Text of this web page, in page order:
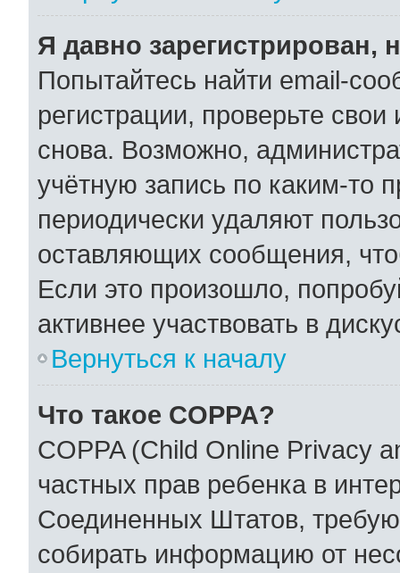
Я давно зарегистрирован,
Попытайтесь найти email-
регистрации, проверьте
снова. Возможно,
учётную запись по каким-то
периодически удаляют
оставляющих сообщения,
Если это произошло,
активнее участвовать в
Вернуться к началу
Что такое COPPA?
COPPA (Child Online Privacy
частных прав ребенка в
Соединенных Штатов,
собирать информацию от